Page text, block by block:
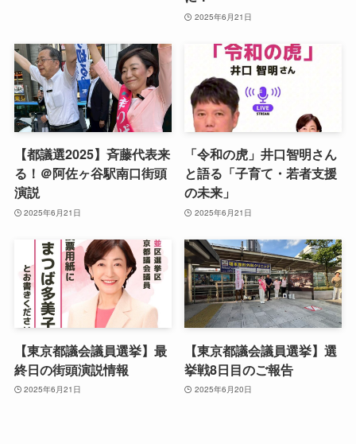
2025年6月21日
【都議選2025】斉藤代表来
る！＠阿佐ヶ谷駅南口街頭
演説
2025年6月21日
「令和の虎」井口智明さん
と語る「子育て・若者支援
の未来」
2025年6月21日
【東京都議会議員選挙】最
終日の街頭演説情報
2025年6月21日
【東京都議会議員選挙】選
挙戦8日目のご報告
2025年6月20日